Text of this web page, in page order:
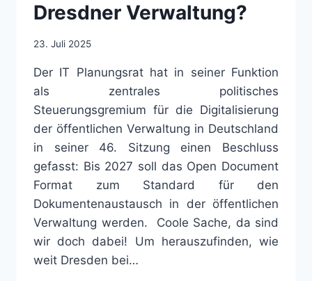
Dresdner Verwaltung?
23. Juli 2025
Der IT Planungsrat hat in seiner Funktion
als zentrales politisches
Steuerungsgremium für die Digitalisierung
der öffentlichen Verwaltung in Deutschland
in seiner 46. Sitzung einen Beschluss
gefasst: Bis 2027 soll das Open Document
Format zum Standard für den
Dokumentenaustausch in der öffentlichen
Verwaltung werden. Coole Sache, da sind
wir doch dabei! Um herauszufinden, wie
weit Dresden bei…